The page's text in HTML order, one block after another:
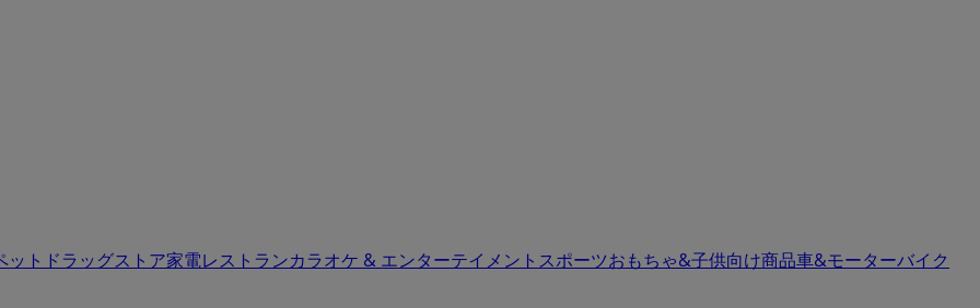
ット ドラッグストア家電レストランカラオケ & エンターテイメント スポーツおもちゃ&子供向け商品車&モーターバイク